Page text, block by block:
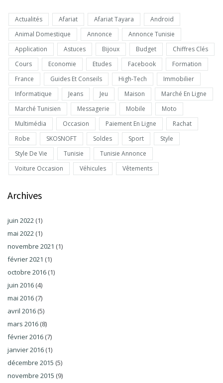
Actualités Afariat Afariat Tayara
Android
Animal Domestique
Annonce
Annonce Tunisie
Application
Astuces Bijoux Budget
Chiffres Clés
Cours
Economie Etudes Facebook
Formation
France
Guides Et Conseils High-Tech
Immobilier
Informatique
Jeans Jeu Maison
Marché En Ligne
Marché Tunisien
Messagerie Mobile
Moto
Multimédia
Occasion Paiement En Ligne
Rachat
Robe
SKOSNOFT Soldes Sport
Style
Style De Vie
Tunisie
Tunisie Annonce
Voiture Occasion
Véhicules Vêtements
Archives
juin 2022 (1)
mai 2022 (1)
novembre 2021 (1)
février 2021 (1)
octobre 2016 (1)
juin 2016 (4)
mai 2016 (7)
avril 2016 (5)
mars 2016 (8)
février 2016 (7)
janvier 2016 (1)
décembre 2015 (5)
novembre 2015 (9)